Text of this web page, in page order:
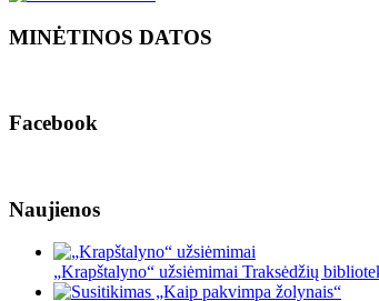
MINĖTINOS DATOS
Facebook
Naujienos
„Krapštalyno“ užsiėmimai Traksėdžių